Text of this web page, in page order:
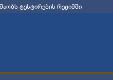
ტესტირების რეჟიმში